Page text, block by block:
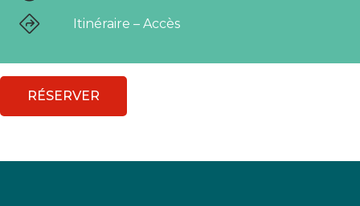
Itinéraire – Accès
RÉSERVER